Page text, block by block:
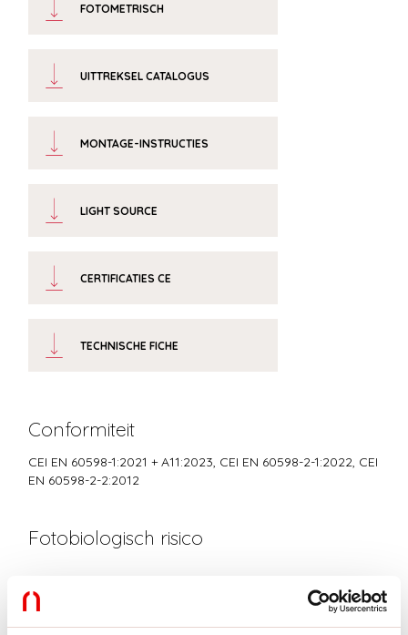
FOTOMETRISCH
UITTREKSEL CATALOGUS
MONTAGE-INSTRUCTIES
LIGHT SOURCE
CERTIFICATIES CE
TECHNISCHE FICHE
Conformiteit
CEI EN 60598-1:2021 + A11:2023, CEI EN 60598-2-1:2022, CEI
EN 60598-2-2:2012
Fotobiologisch risico
Gecertificeerd apparaat in een RISICOVRIJE GROEP, in
overeenstemming met de normen CEI EN 62471:2010-01, IEC TR